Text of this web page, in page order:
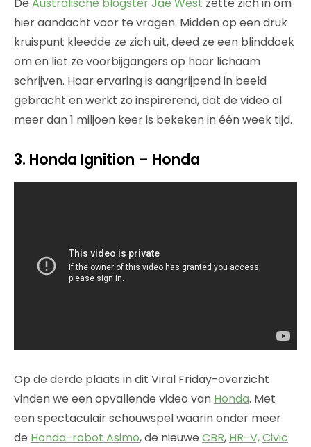
De Australische blogster Jae West zette zich in om
hier aandacht voor te vragen. Midden op een druk
kruispunt kleedde ze zich uit, deed ze een blinddoek
om en liet ze voorbijgangers op haar lichaam
schrijven. Haar ervaring is aangrijpend in beeld
gebracht en werkt zo inspirerend, dat de video al
meer dan 1 miljoen keer is bekeken in één week tijd.
3. Honda Ignition – Honda
Op de derde plaats in dit Viral Friday-overzicht
vinden we een opvallende video van Honda. Met
een spectaculair schouwspel waarin onder meer
de Honda-robot Asimo, de nieuwe CBR, HR-V,Civic